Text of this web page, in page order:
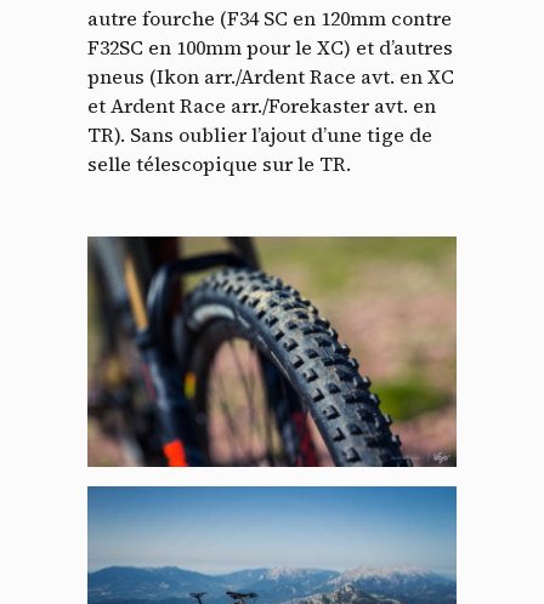
autre fourche (F34 SC en 120mm contre
F32SC en 100mm pour le XC) et d’autres
pneus (Ikon arr./Ardent Race avt. en XC
et Ardent Race arr./Forekaster avt. en
TR). Sans oublier l’ajout d’une tige de
selle télescopique sur le TR.